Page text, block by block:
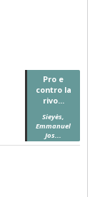
Pro e
contro la
rivo...
Sieyès,
Emmanuel
Jos...